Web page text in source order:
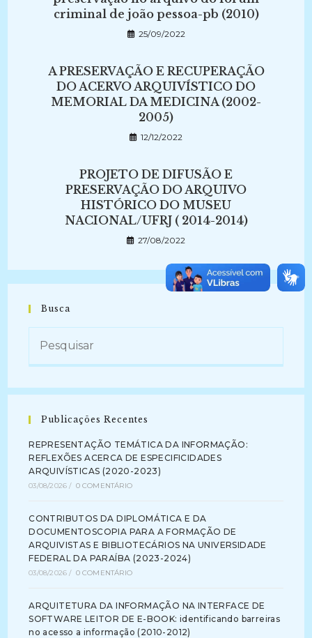
criminal de joão pessoa-pb (2010)
25/09/2022
A PRESERVAÇÃO E RECUPERAÇÃO
DO ACERVO ARQUIVÍSTICO DO
MEMORIAL DA MEDICINA (2002-
2005)
12/12/2022
PROJETO DE DIFUSÃO E
PRESERVAÇÃO DO ARQUIVO
HISTÓRICO DO MUSEU
NACIONAL/UFRJ ( 2014-2014)
27/08/2022
Busca
Publicações Recentes
REPRESENTAÇÃO TEMÁTICA DA INFORMAÇÃO:
REFLEXÕES ACERCA DE ESPECIFICIDADES
ARQUIVÍSTICAS (2020-2023)
03/08/2026 / 0 COMENTÁRIO
CONTRIBUTOS DA DIPLOMÁTICA E DA
DOCUMENTOSCOPIA PARA A FORMAÇÃO DE
ARQUIVISTAS E BIBLIOTECÁRIOS NA UNIVERSIDADE
FEDERAL DA PARAÍBA (2023-2024)
03/08/2026 / 0 COMENTÁRIO
ARQUITETURA DA INFORMAÇÃO NA INTERFACE DE
SOFTWARE LEITOR DE E-BOOK: identificando barreiras
no acesso a informação (2010-2012)